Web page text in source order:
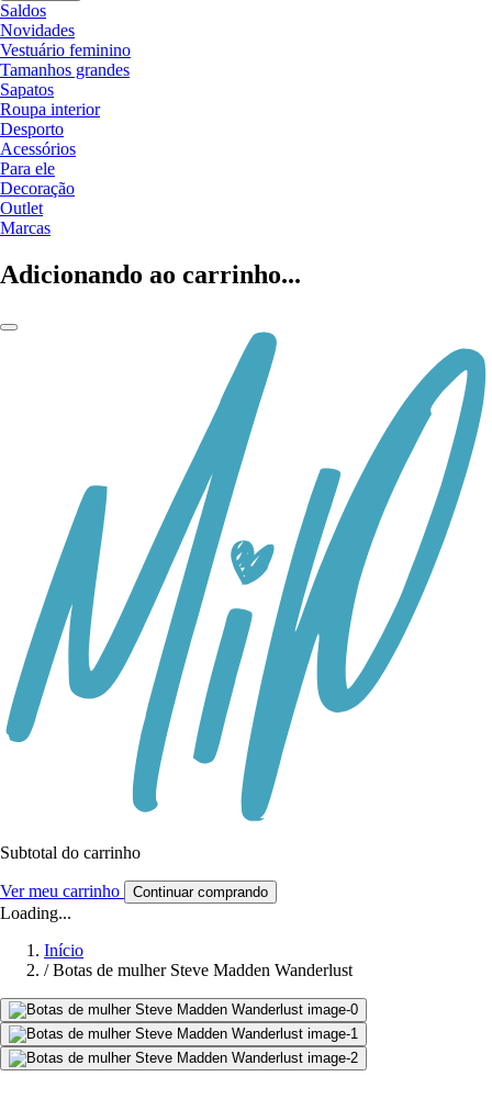
Saldos
Novidades
Vestuário feminino
Tamanhos grandes
Sapatos
Roupa interior
Desporto
Acessórios
Para ele
Decoração
Outlet
Marcas
Adicionando ao carrinho...
Subtotal do carrinho
Ver meu carrinho Continuar comprando
Loading...
Início
/ Botas de mulher Steve Madden Wanderlust